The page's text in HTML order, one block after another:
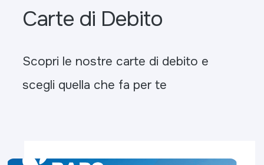
Carte di Debito
Scopri le nostre carte di debito e
scegli quella che fa per te